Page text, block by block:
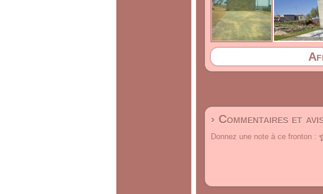
› Commentaires et
Donnez une note à ce fronton :